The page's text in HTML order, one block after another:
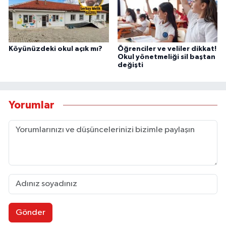
Köyünüzdeki okul açık mı?
Öğrenciler ve veliler dikkat!
Okul yönetmeliği sil baştan
değişti
Yorumlar
Gönder